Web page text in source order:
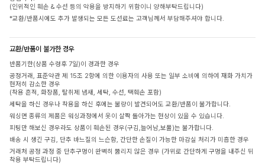
(인위적인 훼손 & 수선 등의 악용을 방지하기 위함이니 양해부탁드립니다)
*교환/반품시에도 추가 발생되는 모든 도선료는 고객님께서 부담해주셔야 합니다.
교환/반품이 불가한 경우
반품기한(상품 수령후 7일)이 경과한 경우
공정거래, 표준약관 제 15조 2항에 의한 이용자의 사용 또는 일부 소비에 의하여 재화 가치가
현저히 감소한 경우
(착용 흔적, 화장품, 탈취제 냄새, 세탁, 수선, 택훼손 포함)
세탁을 하신 경우나 착용을 하신 후에는 불량이 발견되어도 교환/반품이 불가합니다.
워싱면 종류의 제품은 워싱과정에서 옷이 살짝 돌아가는 현상이 있을 수 있습니다.
피팅만 해보신 경우라도 상품이 훼손된 경우(구김,늘어남,보풀)는 불가합니다.
배송 시 생긴 구김, 단추 바느질의 느슨함, 간단한 손질이 가능한 마감실 처리가 미흡한 경우
거래처 공정 과정 중 단추구멍이 완벽히 뚫리지 않은 경우 (가위로 간단하게 구멍을 내주신 뒤
착용 부탁드립니다)